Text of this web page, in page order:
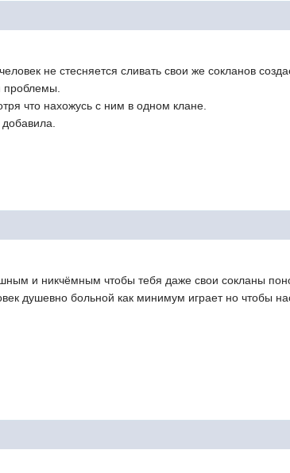
не стесняется сливать свои же сокланов
проблемы.
что нахожусь с ним в одном клане.
и никчёмным чтобы тебя даже свои сокланы
душевно больной как минимум играет но чтобы